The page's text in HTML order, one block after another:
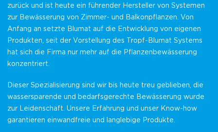
zurück und ist heute ein führender Hersteller von Systemen
zur Bewässerung von Zimmer- und Balkonpflanzen. Von
Anfang an setzte Blumat auf die Entwicklung von eigenen
Produkten, seit der Vorstellung des Tropf-Blumat Systems
hat sich die Firma nur mehr auf die Pflanzenbewässerung
konzentriert.
Dieser Spezialisierung sind wir bis heute treu geblieben, die
wassersparende und bedarfsgerechte Bewässerung wurde
zur Leidenschaft. Unsere Erfahrung und unser Know-how
garantieren einwandfreie und langlebige Produkte.